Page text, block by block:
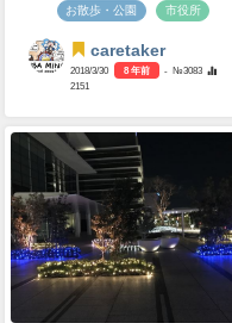
お散歩・公園 市役所
caretaker
2018/3/30 8 年前
- №3083
2151